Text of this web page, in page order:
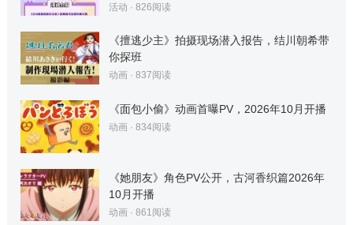
活动 · 826阅读
《擅逃少主》拍摄现场潜入报告，结川朝希带
你探班
动画· 837阅读
《面包小偷》动画首曝PV，2026年10月开播
动画· 834阅读
《她朋友》角色PV公开，古河香织篇2026年
10月开播
动画· 861 阅读